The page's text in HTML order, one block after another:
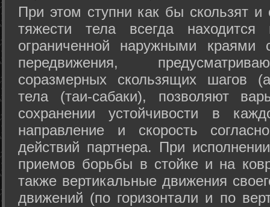
При этом ступни как бы скользят
тяжести тела всегда
ограниченной наружными краями
передвижения,
соразмерных скользящих шагов
тела (таи-сабаки), позволяют
сохранении устойчивости в
направление и скорость
действий партнера. При
приемов борьбы в стойке и на
также вертикальные движения
движений (по горизонтали и по